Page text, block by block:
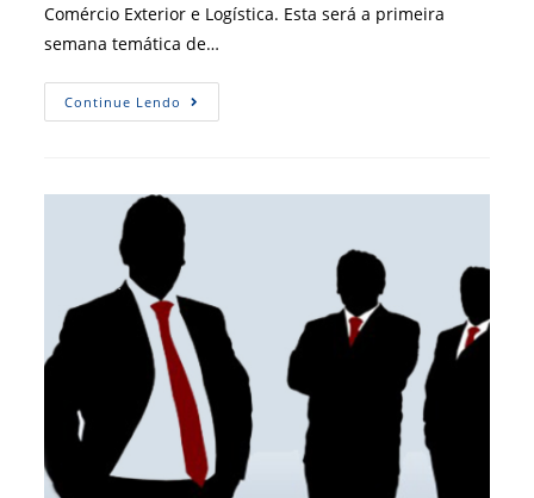
Comércio Exterior e Logística. Esta será a primeira
semana temática de…
Continue Lendo
CRA-
A
Semana
Do
Comércio
Exterior
Logística
Do
CRA-
SP